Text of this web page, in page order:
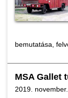
bemutatása,
MSA Gallet
2019.